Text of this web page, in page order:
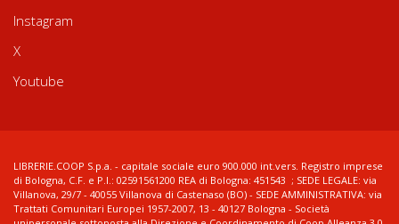
Instagram
X
Youtube
LIBRERIE.COOP S.p.a. - capitale sociale euro 900.000 int.vers. Registro imprese
di Bologna, C.F. e P.I.: 02591561200 REA di Bologna: 451543 ; SEDE LEGALE: via
Villanova, 29/7 - 40055 Villanova di Castenaso (BO) - SEDE AMMINISTRATIVA: via
Trattati Comunitari Europei 1957-2007, 13 - 40127 Bologna - Società